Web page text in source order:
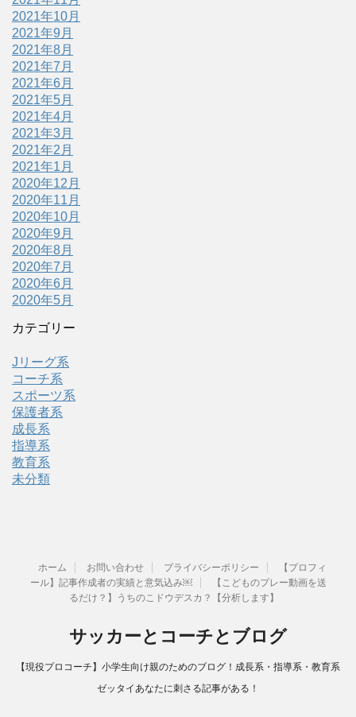
2021年10月
2021年9月
2021年8月
2021年7月
2021年6月
2021年5月
2021年4月
2021年3月
2021年2月
2021年1月
2020年12月
2020年11月
2020年10月
2020年9月
2020年8月
2020年7月
2020年6月
2020年5月
カテゴリー
Jリーグ系
コーチ系
スポーツ系
保護者系
成長系
指導系
教育系
未分類
ホーム お問い合わせ プライバシーポリシー
【プロフィ
ール】記事作成者の実績と意気込み￼
【こどものプレー動画を送
るだけ？】うちのこドウデスカ？【分析します】
サッカーとコーチとブログ
【現役プロコーチ】小学生向け親のためのブログ！成長系・指導系・教育系
ゼッタイあなたに刺さる記事がある！